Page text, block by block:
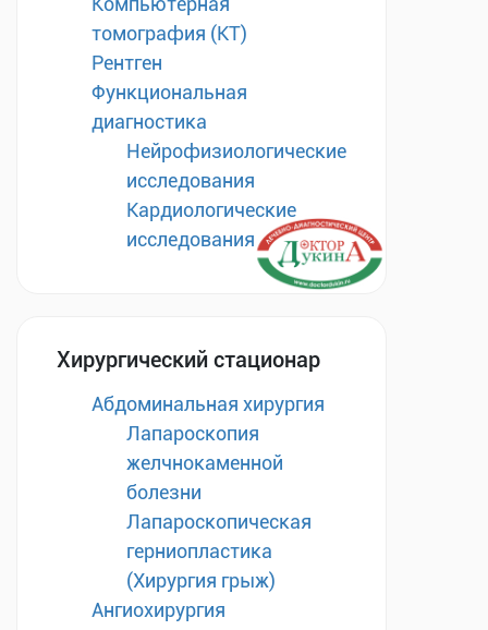
томография (КТ)
Рентген
Функциональная
диагностика
Нейрофизиологические
исследования
Кардиологические
исследования
Хирургический стационар
Абдоминальная хирургия
Лапароскопия
желчнокаменной
болезни
Лапароскопическая
герниопластика
(Хирургия грыж)
Ангиохирургия